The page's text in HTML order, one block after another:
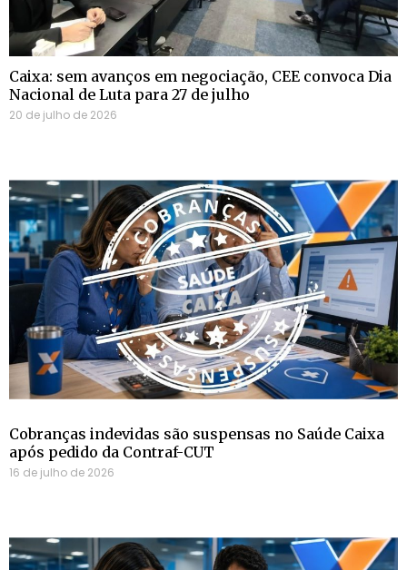
Caixa: sem avanços em negociação, CEE convoca Dia
Nacional de Luta para 27 de julho
20 de julho de 2026
Cobranças indevidas são suspensas no Saúde Caixa
após pedido da Contraf-CUT
16 de julho de 2026